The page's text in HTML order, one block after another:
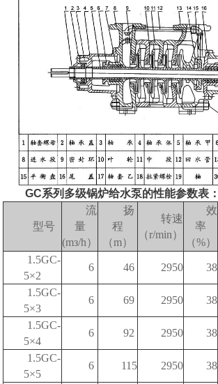
GC系列多级锅炉给水泵的性能参数表：
型号
流
量
(mз/h）
扬
程
（m）
转速
（r/min）
效
率
（%）
1.5GC-
5×2
6 46 2950 38
1.5GC-
5×3
6 69 2950 38
1.5GC-
5×4
6 92 2950 38
1.5GC-
5×5
6 115 2950 38